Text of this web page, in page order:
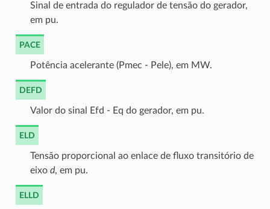
Sinal de entrada do regulador de tensão do gerador,
em pu.
PACE
Potência acelerante (Pmec - Pele), em MW.
DEFD
Valor do sinal Efd - Eq do gerador, em pu.
ELD
Tensão proporcional ao enlace de fluxo transitório de
eixo d, em pu.
ELLD